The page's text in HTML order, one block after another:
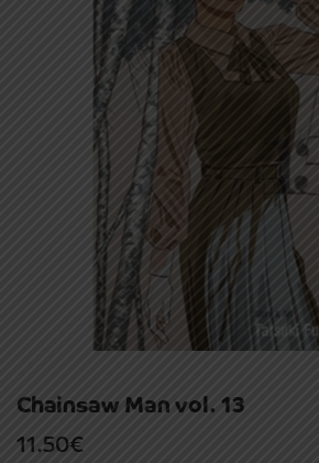
Chainsaw Man vol. 13
11.50€